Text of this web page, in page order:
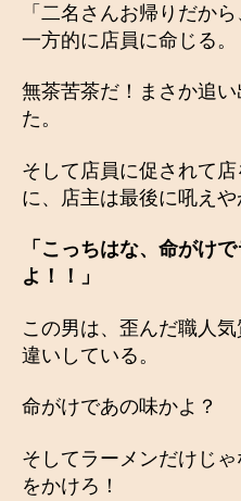
「二名さんお帰りだか
一方的に店員に命じる。
無茶苦茶だ！まさか追
た。
そして店員に促されて
に、店主は最後に吼えや
「こっちはな、命がけ
よ！！」
この男は、歪んだ職人
違いしている。
命がけであの味かよ？
そしてラーメンだけじ
をかけろ！